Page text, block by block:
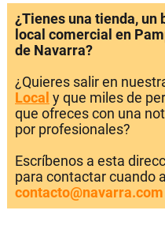
¿Tienes una tienda, un
local comercial en
de Navarra?
¿Quieres salir en
Local y que miles de
que ofreces con una
por profesionales?
Escríbenos a esta
para contactar cuando
contacto@navarra.com